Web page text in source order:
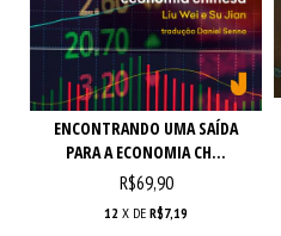
ENCONTRANDO UMA SAÍDA
PARA A ECONOMIA CH...
R$69,90
12 X DE R$7,19